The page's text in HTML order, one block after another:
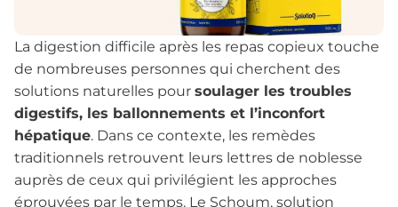
La digestion difficile après les repas copieux touche
de nombreuses personnes qui cherchent des
solutions naturelles pour soulager les troubles
digestifs, les ballonnements et l’inconfort
hépatique. Dans ce contexte, les remèdes
traditionnels retrouvent leurs lettres de noblesse
auprès de ceux qui privilégient les approches
éprouvées par le temps. Le Schoum, solution